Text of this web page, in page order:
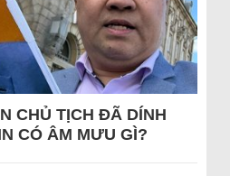
CHỦ TỊCH ĐÃ DÍNH
CÓ ÂM MƯU GÌ?